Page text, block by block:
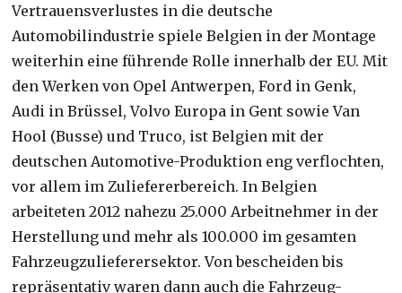
Vertrauensverlustes in die deutsche
Automobilindustrie spiele Belgien in der Montage
weiterhin eine führende Rolle innerhalb der EU. Mit
den Werken von Opel Antwerpen, Ford in Genk,
Audi in Brüssel, Volvo Europa in Gent sowie Van
Hool (Busse) und Truco, ist Belgien mit der
deutschen Automotive-Produktion eng verflochten,
vor allem im Zuliefererbereich. In Belgien
arbeiteten 2012 nahezu 25.000 Arbeitnehmer in der
Herstellung und mehr als 100.000 im gesamten
Fahrzeugzulieferersektor. Von bescheiden bis
repräsentativ waren dann auch die Fahrzeug-